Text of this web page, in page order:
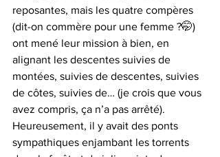
reposantes, mais les quatre compères
(dit-on commère pour une femme ?🤭)
ont mené leur mission à bien, en
alignant les descentes suivies de
montées, suivies de descentes, suivies
de côtes, suivies de… (je crois que vous
avez compris, ça n’a pas arrêté).
Heureusement, il y avait des ponts
sympathiques enjambant les torrents